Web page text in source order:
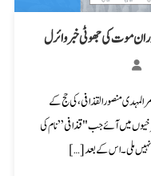
موت کی جھوٹی خبر وائرل
المہدی منصور القذافی، کی حج کے
میں آئے جب "قذافی” نام کی
نہیں ملی۔ اس کے بعد […]